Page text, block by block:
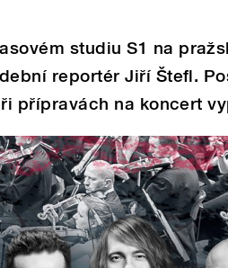
studiu S1 na
reportér Jiří Štefl.
přípravách na koncert